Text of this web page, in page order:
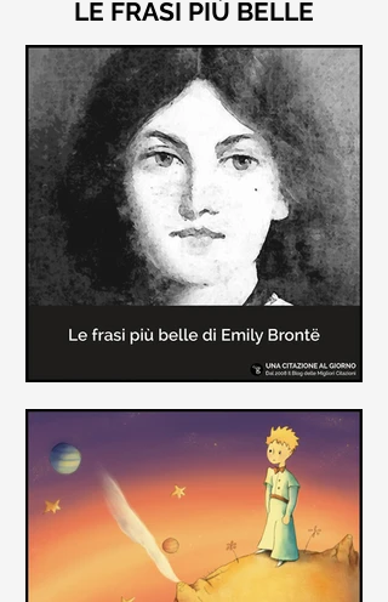
LE FRASI PIÙ BELLE
Le frasi più belle di "Cime
Tempestose" di Emily Brontë
"Cime Tempestose" rimane l'unico
romanzo scritto da Emily Brontë
causa la tubercolosi che le tolse la
vita ad appena 30 anni (...)